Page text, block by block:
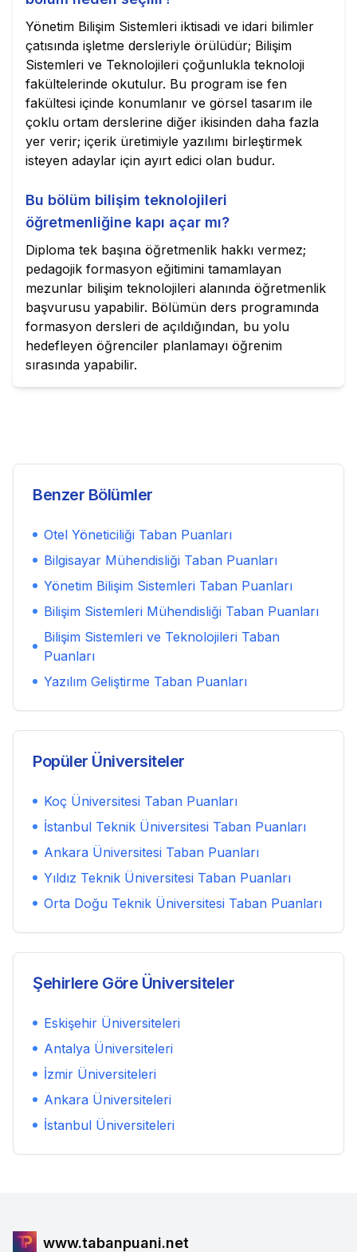
Yönetim Bilişim Sistemleri iktisadi ve idari bilimler
çatısında işletme dersleriyle örülüdür; Bilişim
Sistemleri ve Teknolojileri çoğunlukla teknoloji
fakültelerinde okutulur. Bu program ise fen
fakültesi içinde konumlanır ve görsel tasarım ile
çoklu ortam derslerine diğer ikisinden daha fazla
yer verir; içerik üretimiyle yazılımı birleştirmek
isteyen adaylar için ayırt edici olan budur.
Bu bölüm bilişim teknolojileri
öğretmenliğine kapı açar mı?
Diploma tek başına öğretmenlik hakkı vermez;
pedagojik formasyon eğitimini tamamlayan
mezunlar bilişim teknolojileri alanında öğretmenlik
başvurusu yapabilir. Bölümün ders programında
formasyon dersleri de açıldığından, bu yolu
hedefleyen öğrenciler planlamayı öğrenim
sırasında yapabilir.
Benzer Bölümler
Otel Yöneticiliği Taban Puanları
Bilgisayar Mühendisliği Taban Puanları
Yönetim Bilişim Sistemleri Taban Puanları
Bilişim Sistemleri Mühendisliği Taban Puanları
Bilişim Sistemleri ve TeknolojileriTaban
Puanları
Yazılım Geliştirme Taban Puanları
Popüler Üniversiteler
Koç Üniversitesi Taban Puanları
İstanbul Teknik Üniversitesi Taban Puanları
Ankara Üniversitesi Taban Puanları
Yıldız Teknik Üniversitesi Taban Puanları
Orta Doğu Teknik Üniversitesi Taban Puanları
Şehirlere Göre Üniversiteler
Eskişehir Üniversiteleri
Antalya Üniversiteleri
İzmir Üniversiteleri
Ankara Üniversiteleri
İstanbul Üniversiteleri
www.tabanpuani.net